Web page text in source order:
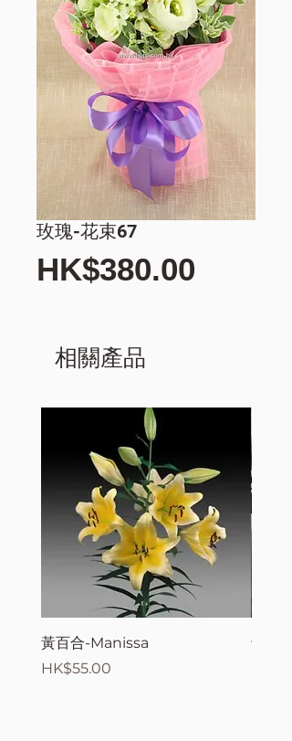
玫瑰-花束67
HK$380.00
相關產品
黃百合-Manissa
價格
HK$55.00
母親